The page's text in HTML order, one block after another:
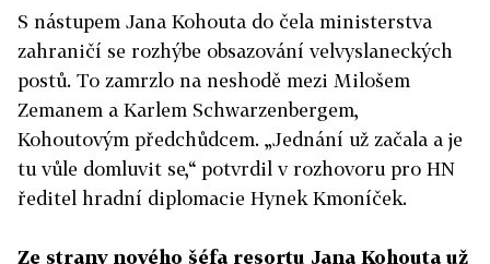
S nástupem Jana Kohouta do čela ministerstva
zahraničí se rozhýbe obsazování velvyslaneckých
postů. To zamrzlo na neshodě mezi Milošem
Zemanem a Karlem Schwarzenbergem,
Kohoutovým předchůdcem. „Jednání už začala a je
tu vůle domluvit se,“ potvrdil v rozhovoru pro HN
ředitel hradní diplomacie Hynek Kmoníček.
Ze strany nového šéfa resortu Jana Kohouta už